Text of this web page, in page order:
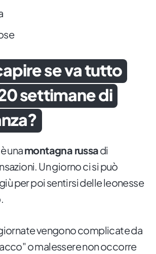
se va tutto
settimane di
unamontagna russadi
Un giorno ci si può
per poi sentirsi delle leonesse
vengono complicate da
o malessere non occorre